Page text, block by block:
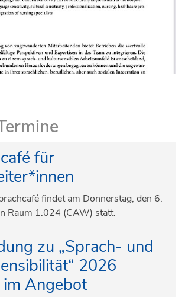
für
findet am Donnerstag, den 6.
Raum 1.024 (CAW) statt.
zu „Sprach- und
2026
Angebot